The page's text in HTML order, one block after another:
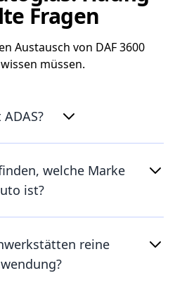
Fragen
Austausch von DAF 3600
müssen.
welche Marke
ist?
reine